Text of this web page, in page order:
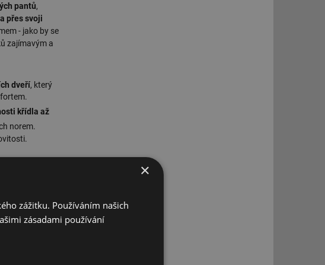
pantů,
přes svoji
- jako by se
zajímavým a
dveří, který
křídla až
norem.
×
zážitku. Používáním našich
zásadami používání